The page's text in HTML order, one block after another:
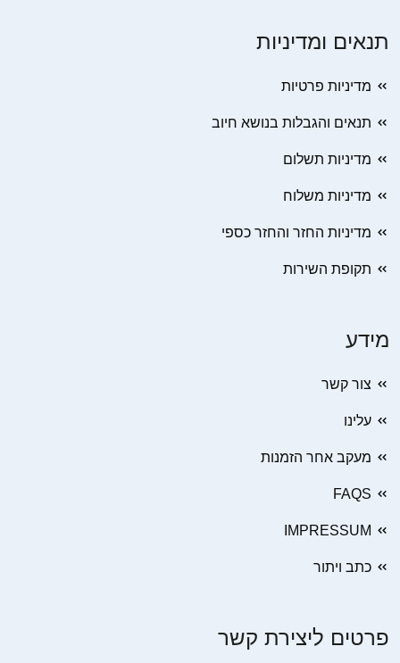
תנאים ומדיניות
מדיניות פרטיות
תנאים והגבלות בנושא חיוב
מדיניות תשלום
מדיניות משלוח
מדיניות החזר והחזר כספי
תקופת השירות
מידע
צור קשר
עלינו
מעקב אחר הזמנות
FAQS
IMPRESSUM
כתב ויתור
פרטים ליצירת קשר